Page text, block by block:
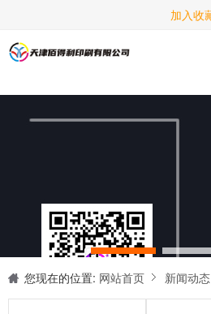
加入收
海报印刷
服务项目
新闻动态
关于我们
联系我们
您现在的位置: 网站首页 新闻动态